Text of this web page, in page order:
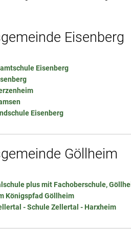
Eisenberg
Eisenberg
Eisenberg
Göllheim
plus mit Fachoberschule,
Königspfad Göllheim
- Schule Zellertal - Harxheim